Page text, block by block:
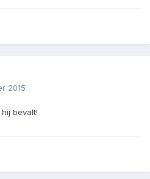
2015
bevalt!